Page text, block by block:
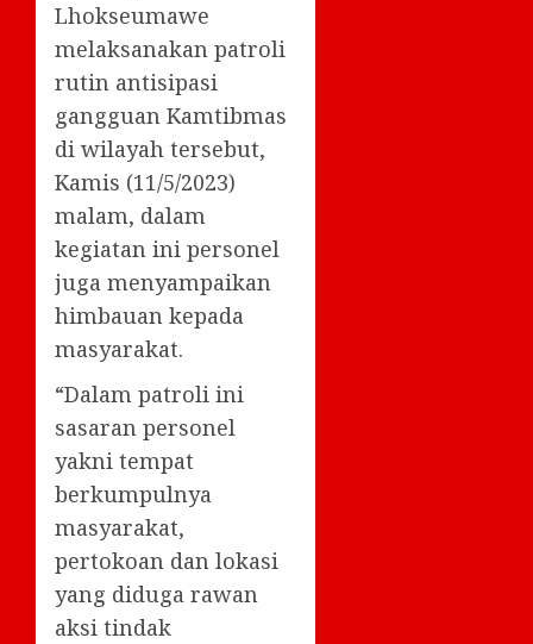
Lhokseumawe
melaksanakan patroli
rutin antisipasi
gangguan Kamtibmas
di wilayah tersebut,
Kamis (11/5/2023)
malam, dalam
kegiatan ini personel
juga menyampaikan
himbauan kepada
masyarakat.
“Dalam patroli ini
sasaran personel
yakni tempat
berkumpulnya
masyarakat,
pertokoan dan lokasi
yang diduga rawan
aksi tindak